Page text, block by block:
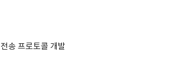
송 프로토콜 개발